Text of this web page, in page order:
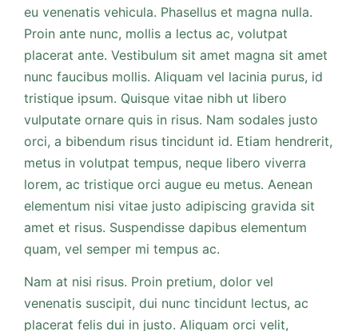
eu venenatis vehicula. Phasellus et magna nulla.
Proin ante nunc, mollis a lectus ac, volutpat
placerat ante. Vestibulum sit amet magna sit amet
nunc faucibus mollis. Aliquam vel lacinia purus, id
tristique ipsum. Quisque vitae nibh ut libero
vulputate ornare quis in risus. Nam sodales justo
orci, a bibendum risus tincidunt id. Etiam hendrerit,
metus in volutpat tempus, neque libero viverra
lorem, ac tristique orci augue eu metus. Aenean
elementum nisi vitae justo adipiscing gravida sit
amet et risus. Suspendisse dapibus elementum
quam, vel semper mi tempus ac.
Nam at nisi risus. Proin pretium, dolor vel
venenatis suscipit, dui nunc tincidunt lectus, ac
placerat felis dui in justo. Aliquam orci velit,